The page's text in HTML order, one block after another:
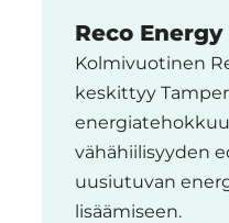
Reco Energy
Kolmivuotinen
keskittyy
vähähiilisyyden
uusiutuvan
lisäämiseen.